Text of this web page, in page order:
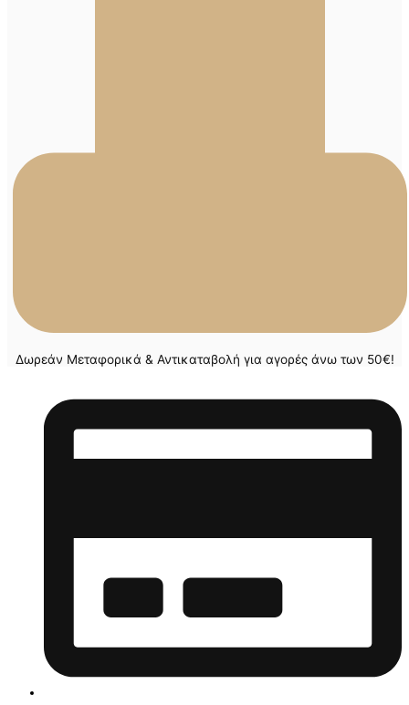
Δωρεάν Μεταφορικά & Αντικαταβολή για αγορές άνω των 50€!